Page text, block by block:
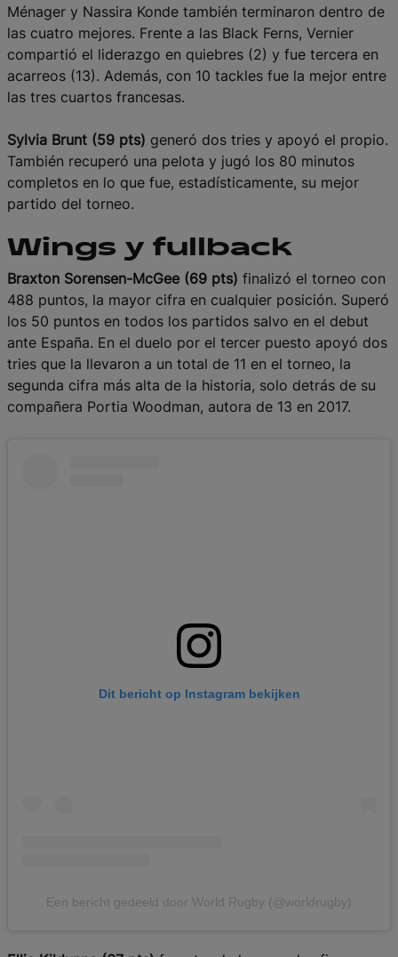
Ménager y Nassira Konde también terminaron dentro de
las cuatro mejores. Frente a las Black Ferns, Vernier
compartió el liderazgo en quiebres (2) y fue tercera en
acarreos (13). Además, con 10 tackles fue la mejor entre
las tres cuartos francesas.
Sylvia Brunt (59 pts) generó dos tries y apoyó el propio.
También recuperó una pelota y jugó los 80 minutos
completos en lo que fue, estadísticamente, su mejor
partido del torneo.
Wings y fullback
Braxton Sorensen-McGee (69 pts) finalizó el torneo con
488 puntos, la mayor cifra en cualquier posición. Superó
los 50 puntos en todos los partidos salvo en el debut
ante España. En el duelo por el tercer puesto apoyó dos
tries que la llevaron a un total de 11 en el torneo, la
segunda cifra más alta de la historia, solo detrás de su
compañera Portia Woodman, autora de 13 en 2017.
Dit bericht op Instagram bekijken
Een bericht gedeeld door World Rugby (@worldrugby)